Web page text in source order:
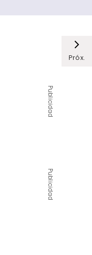
Próx.
Publicidad
Publicidad